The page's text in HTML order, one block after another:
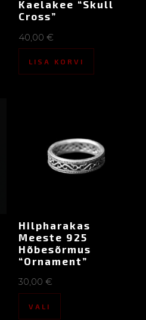
Kaelakee “Skull
Cross”
40,00 €
LISA KORVI
Hilpharakas
Meeste 925
Hõbesõrmus
“Ornament”
30,00 €
VALI